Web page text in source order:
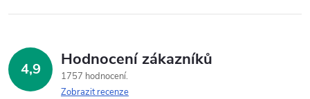
4,9 Hodnocení zákazníků
1757 hodnocení
Zobrazit recenze